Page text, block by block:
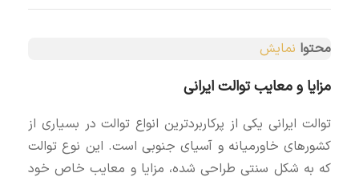
محتوا نمایش
مزایا و معایب توالت ایرانی
توالت ایرانی یکی از پرکاربردترین انواع توالت در بسیاری از
کشورهای خاورمیانه و آسیای جنوبی است. این نوع توالت
که به شکل سنتی طراحی شده، مزایا و معایب خاص خود